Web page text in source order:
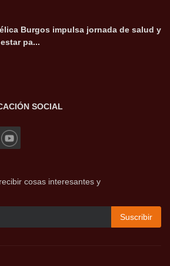
Burgos impulsa jornada de salud y
pa...
SOCIAL
cosas interesantes y
Suscribir